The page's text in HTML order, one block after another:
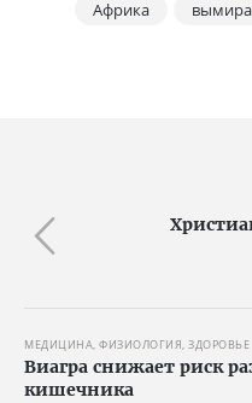
Африка
МЕДИЦИНА, ФИЗИОЛОГИЯ, ЗДОРОВЬЕ
Виагра снижает риск
кишечника